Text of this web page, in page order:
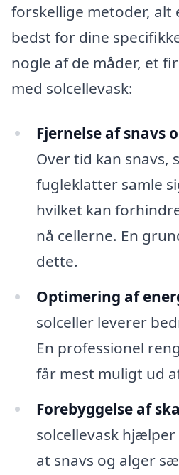
forskellige metoder, alt
bedst for dine
nogle af de måder, et
med solcellevask:
Fjernelse af snavs
Over tid kan snavs,
fugleklatter samle
hvilket kan
nå cellerne. En
dette.
Optimering af
solceller leverer
En professionel
får mest muligt ud
Forebyggelse af
solcellevask
at snavs og alger